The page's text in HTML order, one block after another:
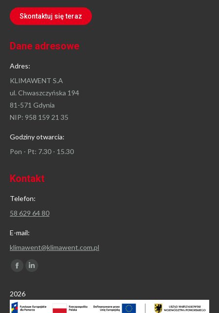
Skontaktuj się teraz
Dane adresowe
Adres:
KLIMAWENT S.A
ul. Chwaszczyńska 194
81-571 Gdynia
NIP: 958 159 21 35
Godziny otwarcia:
Pon - Pt: 7.30 - 15.30
Kontakt
Telefon:
58 629 64 80
E-mail:
klimawent@klimawent.com.pl
Znajdź nas na:
Facebook
opens
in
in
2026